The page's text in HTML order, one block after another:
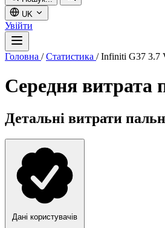
UK
Увійти
Головна / Статистика / Infiniti G37 3.7
Середня витрата
Детальні витрати
Дані користувачів